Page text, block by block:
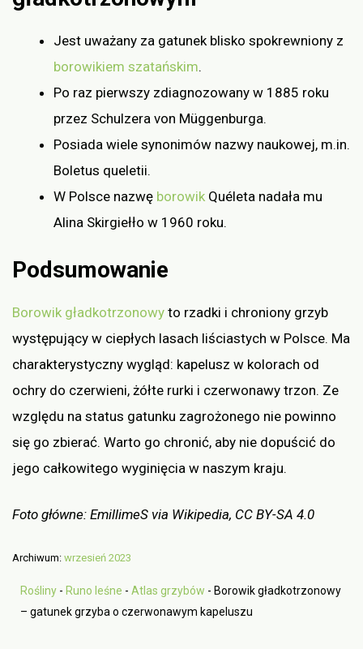
Jest uważany za gatunek blisko spokrewniony z
borowikiem szatańskim.
Po raz pierwszy zdiagnozowany w 1885 roku
przez Schulzera von Müggenburga.
Posiada wiele synonimów nazwy naukowej, m.in.
Boletus queletii.
W Polsce nazwę borowik Quéleta nadała mu
Alina Skirgiełło w 1960 roku.
Podsumowanie
Borowik gładkotrzonowy to rzadki i chroniony grzyb
występujący w ciepłych lasach liściastych w Polsce. Ma
charakterystyczny wygląd: kapelusz w kolorach od
ochry do czerwieni, żółte rurki i czerwonawy trzon. Ze
względu na status gatunku zagrożonego nie powinno
się go zbierać. Warto go chronić, aby nie dopuścić do
jego całkowitego wyginięcia w naszym kraju.
Foto główne: EmillimeS via Wikipedia, CC BY-SA 4.0
Archiwum: wrzesień 2023
Rośliny - Runo leśne - Atlas grzybów - Borowik gładkotrzonowy
– gatunek grzyba o czerwonawym kapeluszu